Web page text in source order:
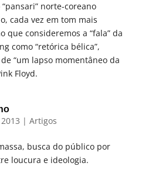
norte-coreano
cada vez em tom mais
que consideremos a “fala” da
como “retórica bélica”,
“um lapso momentâneo da
Floyd.
| Artigos
busca do público por
loucura e ideologia.